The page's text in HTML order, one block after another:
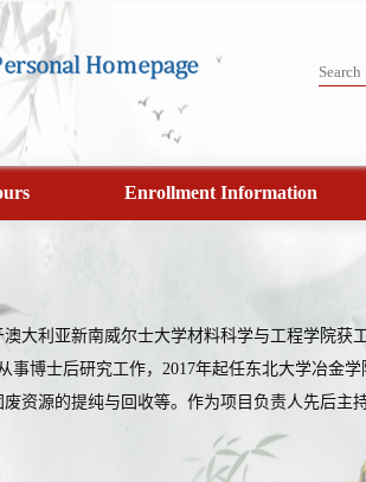
Enrollment Information
大利亚新南威尔士大学材料科学与工程学院获
博士后研究工作，2017年起任东北大学冶金
资源的提纯与回收等。作为项目负责人先后主